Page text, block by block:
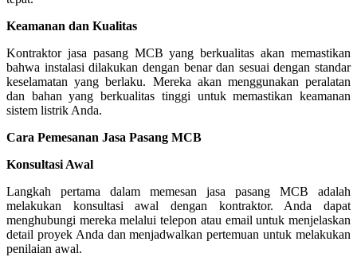
Keamanan dan Kualitas
Kontraktor jasa pasang MCB yang berkualitas akan memastikan
bahwa instalasi dilakukan dengan benar dan sesuai dengan standar
keselamatan yang berlaku. Mereka akan menggunakan peralatan
dan bahan yang berkualitas tinggi untuk memastikan keamanan
sistem listrik Anda.
Cara Pemesanan Jasa Pasang MCB
Konsultasi Awal
Langkah pertama dalam memesan jasa pasang MCB adalah
melakukan konsultasi awal dengan kontraktor. Anda dapat
menghubungi mereka melalui telepon atau email untuk menjelaskan
detail proyek Anda dan menjadwalkan pertemuan untuk melakukan
penilaian awal.